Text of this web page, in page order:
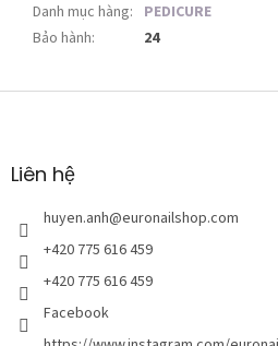
Danh mục hàng: PEDICURE
Bảo hành: 24
C
nLiên hệ
huyen.anh@euronailshop.com
+420 775 616 459
+420 775 616 459
Facebook